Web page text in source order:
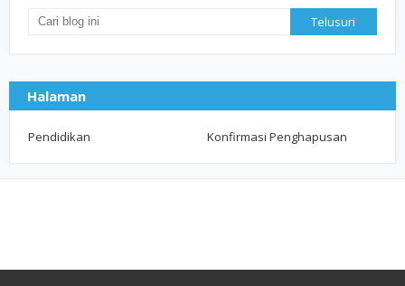
Halaman
Pendidikan Konfirmasi Penghapusan